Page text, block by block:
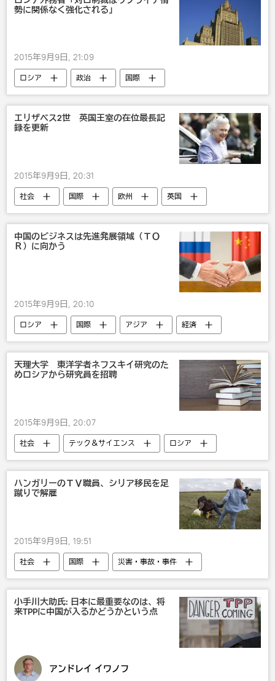
勢に関係なく強化される」
2015年9月9日, 21:09
ロシア 政治
国際
対露制裁
エリザベス2世 英国王室の在位最長記
録を更新
2015年9月9日, 20:31
社会 国際 欧州 英国
中国のビジネスは先進発展領域（ＴＯ
Ｒ）に向かう
2015年9月9日, 20:10
ロシア 国際 アジア
経済
中国
露中関係
天理大学 東洋学者ネフスキイ研究のた
めロシアから研究員を招聘
2015年9月9日, 20:07
社会 テック＆サイエンス
ロシア
国際
国内 露日関係
ハンガリーのＴＶ職員、シリア移民を足
蹴りで解雇
2015年9月9日, 19:51
社会 国際
災害・事故・事件
欧州
小手川大助氏: 日本に最重要なのは、将
来TPPに中国が入るかどうかという点
アンドレイ イワノフ